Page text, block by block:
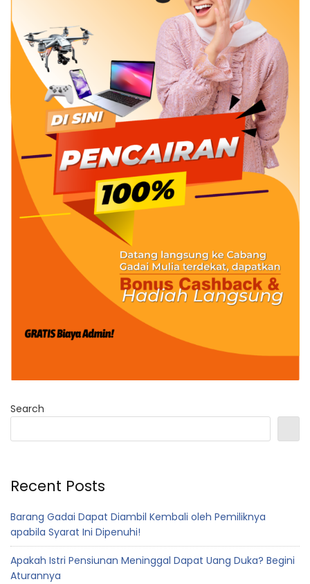
Search
Recent Posts
Barang Gadai Dapat Diambil Kembali oleh Pemiliknya
apabila Syarat Ini Dipenuhi!
Apakah Istri Pensiunan Meninggal Dapat Uang Duka? Begini
Aturannya